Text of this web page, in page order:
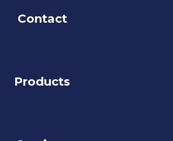
Contact
Products